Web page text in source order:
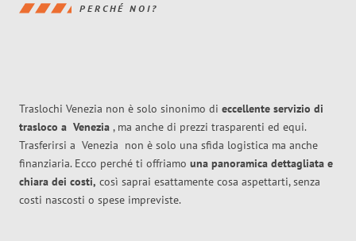
PERCHÉ NOI?
Traslochi Venezia non è solo sinonimo di eccellente servizio di
trasloco a Venezia , ma anche di prezzi trasparenti ed equi.
Trasferirsi a Venezia non è solo una sfida logistica ma anche
finanziaria. Ecco perché ti offriamo una panoramica dettagliata e
chiara dei costi, così saprai esattamente cosa aspettarti, senza
costi nascosti o spese impreviste.